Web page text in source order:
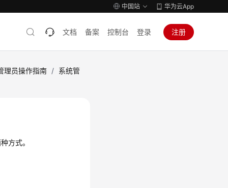
中国站 华为云App
文档 备案 控制台 登录 注册
理员操作指南 / 系统管
方式。